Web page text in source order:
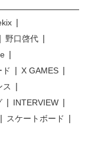
野口啓代
ド
X GAMES
ス
INTERVIEW
スケートボード